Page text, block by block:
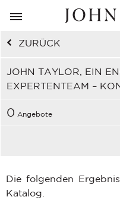
ZURÜCK
JOHN TAYLOR, EIN
EXPERTENTEAM –
0 Angebote
Die folgenden
Katalog.